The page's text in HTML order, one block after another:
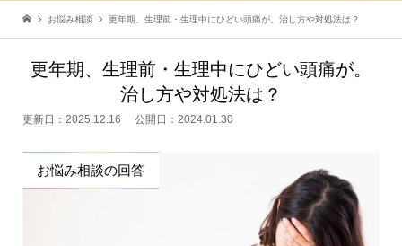
お悩み相談 更年期、生理前・生理中にひどい頭痛が。治し方や対処法は？
更年期、生理前・生理中にひどい頭痛が。
治し方や対処法は？
更新日： 2025.12.16 公開日： 2024.01.30
お悩み相談の回答